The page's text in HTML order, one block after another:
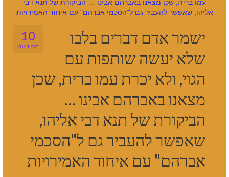
10
דצמ 2021
ישמר אדם דברים בלבו
שלא יעשה שותפות עם
הגוי, ולא יכרת עמו ברית, שכן
מצאנו באברהם אבינו …
הביקורת של תנא דבי אליהו,
שאפשר להעביר גם ל"הסכמי
אברהם" עם איחוד האמירויות